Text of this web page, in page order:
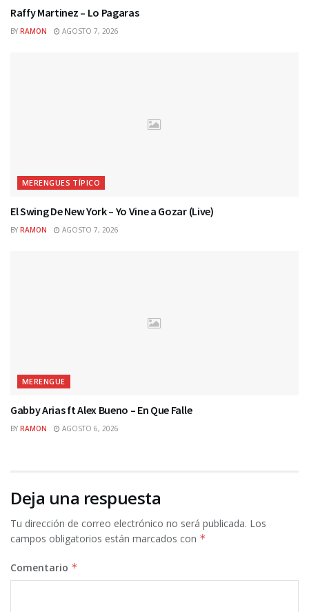
Raffy Martinez – Lo Pagaras
BY RAMON AGOSTO 7, 2026
MERENGUES TÍPICO
El Swing De New York – Yo Vine a Gozar (Live)
BY RAMON AGOSTO 7, 2026
MERENGUE
Gabby Arias ft Alex Bueno – En Que Falle
BY RAMON AGOSTO 6, 2026
Deja una respuesta
Tu dirección de correo electrónico no será publicada. Los
campos obligatorios están marcados con *
Comentario *